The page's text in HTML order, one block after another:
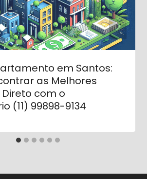
em Santos:
as Melhores
com o
(11) 99898-9134